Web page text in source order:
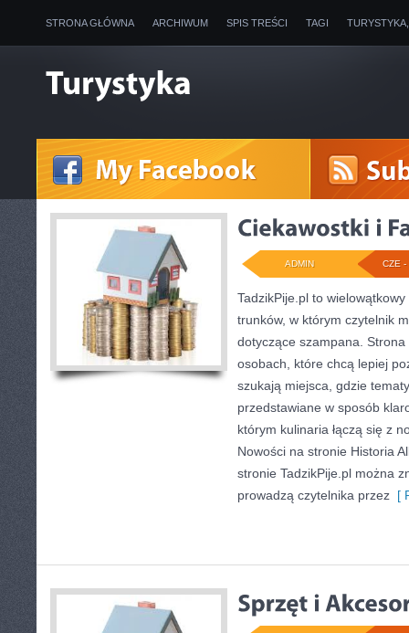
STRONA GŁÓWNA ARCHIWUM SPIS TREŚCI TAGI
CZE -
ADMIN
TadzikPije.pl to
trunków, w którym czytelnik
dotyczące szampana.
osobach, które chcą lepiej
szukają miejsca, gdzie
przedstawiane w sposób
którym kulinaria łączą się z
Nowości na stronie Historia
stronie TadzikPije.pl można
prowadzą czytelnika przez [